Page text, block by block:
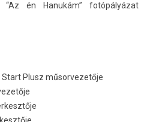
én Hanukám” fotópályázat
Start Plusz műsor­vezetője